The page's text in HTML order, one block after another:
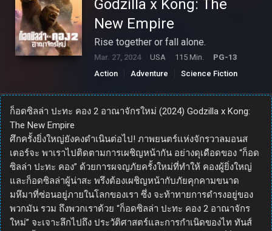
Godzilla x Kong: The
New Empire
Rise together or fall alone.
Mar. 27, 2024 USA 115 Min.
PG-13
Action
Adventure Science Fiction
ก็อดซิลล่า ปะทะ คอง 2 อาณาจักรใหม่ (2024) Godzilla x Kong:
The New Empire
ศึกครั้งยิ่งใหญ่ยังคงดำเนินต่อไป! ภาพยนตร์แห่งจักรวาลมอนส
เตอร์จะ พาเราไปติดตามการเผชิญหน้ากัน อย่างดุเดือดของ “ก็อด
ซิลล่า ปะทะ คอง” ด้วยการผจญภัยครั้งใหม่ที่ทำให้ คองผู้ยิ่งใหญ่
และก็อดซิลล่าผู้น่าสะ พรึงต้องเผชิญหน้ากับภัยคุกคามขนาด
มหึมาที่ซ่อนอยู่ภายในโลกของเรา ซึ่ง จะท้าทายการดำรงอยู่ของ
พวกมัน รวม ถึงพวกเราด้วย “ก็อดซิลล่า ปะทะ คอง 2 อาณาจักร
ใหม่” จะเจาะลึกไปถึง ประวัติศาสตร์และการกำเนิดของไท ทันส์